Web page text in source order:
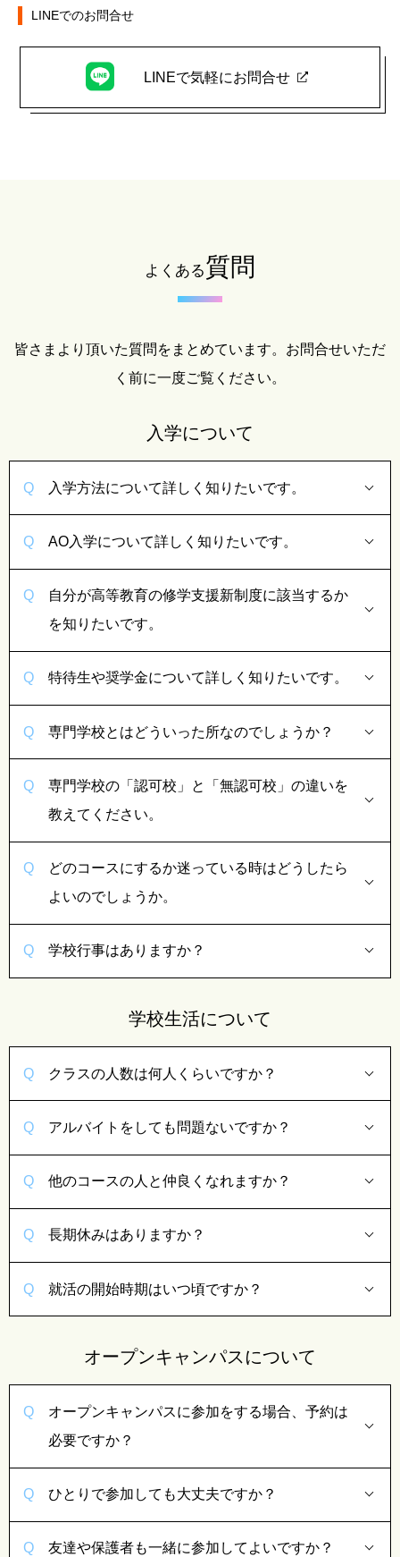
LINEでのお問合せ
LINEで気軽にお問合せ
よくある質問
皆さまより頂いた質問をまとめています。お問合せいただ
く前に一度ご覧ください。
入学について
入学方法について詳しく知りたいです。
AO入学について詳しく知りたいです。
自分が高等教育の修学支援新制度に該当するか
を知りたいです。
特待生や奨学金について詳しく知りたいです。
専門学校とはどういった所なのでしょうか？
専門学校の「認可校」と「無認可校」の違いを
教えてください。
どのコースにするか迷っている時はどうしたら
よいのでしょうか。
学校行事はありますか？
学校生活について
クラスの人数は何人くらいですか？
アルバイトをしても問題ないですか？
他のコースの人と仲良くなれますか？
長期休みはありますか？
就活の開始時期はいつ頃ですか？
オープンキャンパスについて
オープンキャンパスに参加をする場合、予約は
必要ですか？
ひとりで参加しても大丈夫ですか？
友達や保護者も一緒に参加してよいですか？